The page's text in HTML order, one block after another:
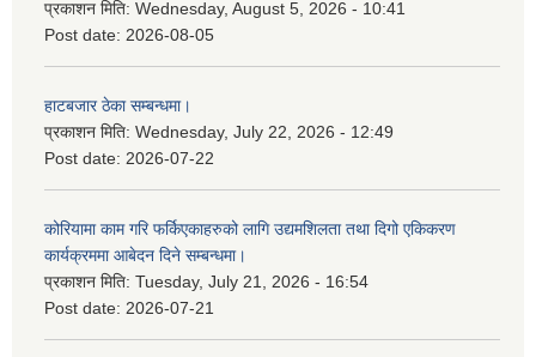
प्रकाशन मिति: Wednesday, August 5, 2026 - 10:41
Post date: 2026-08-05
हाटबजार ठेका सम्बन्धमा।
प्रकाशन मिति: Wednesday, July 22, 2026 - 12:49
Post date: 2026-07-22
कोरियामा काम गरि फर्किएकाहरुको लागि उद्यमशिलता तथा दिगो एकिकरण
कार्यक्रममा आबेदन दिने सम्बन्धमा।
प्रकाशन मिति: Tuesday, July 21, 2026 - 16:54
Post date: 2026-07-21